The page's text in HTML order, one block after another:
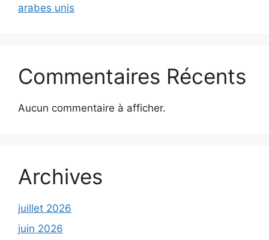
arabes unis
Commentaires Récents
Aucun commentaire à afficher.
Archives
juillet 2026
juin 2026